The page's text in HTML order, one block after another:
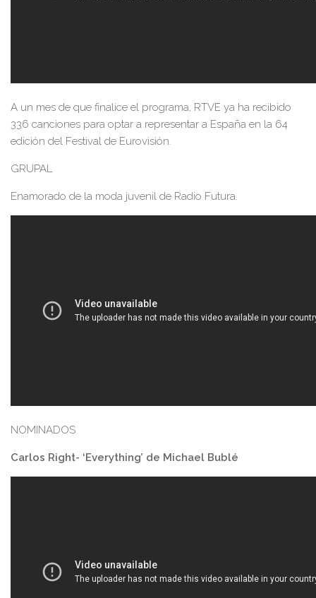
A un mes de que finalice el programa, RTVE ya ha recibido
336 canciones para optar a representar a España en la 64
edición del Festival de Eurovisión.
GRUPAL
Enamorado de la moda juvenil de Radio Futura.
NOMINADOS
Carlos Right- ‘Everything’ de Michael Bublé